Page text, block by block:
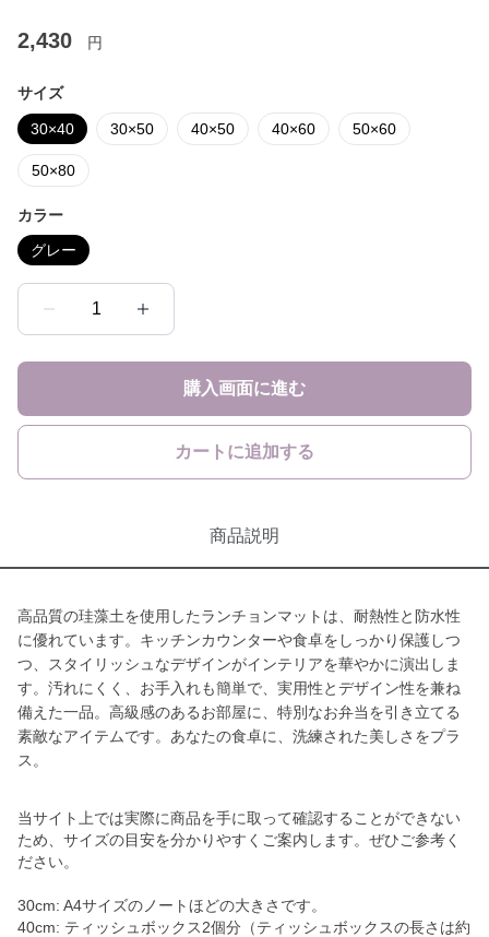
2,430 円
サイズ
30×40 30×50 40×50 40×60 50×60
50×80
カラー
グレー
1
購入画面に進む
カートに追加する
商品説明
高品質の珪藻土を使用したランチョンマットは、耐熱性と防水性
に優れています。キッチンカウンターや食卓をしっかり保護しつ
つ、スタイリッシュなデザインがインテリアを華やかに演出しま
す。汚れにくく、お手入れも簡単で、実用性とデザイン性を兼ね
備えた一品。高級感のあるお部屋に、特別なお弁当を引き立てる
素敵なアイテムです。あなたの食卓に、洗練された美しさをプラ
ス。
当サイト上では実際に商品を手に取って確認することができない
ため、サイズの目安を分かりやすくご案内します。ぜひご参考く
ださい。
30cm: A4サイズのノートほどの大きさです。
40cm: ティッシュボックス2個分（ティッシュボックスの長さは約